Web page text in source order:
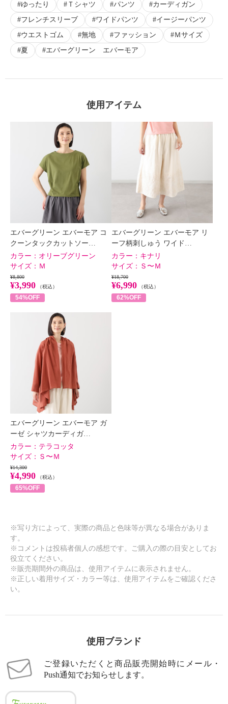
ゆったり
Ｔシャツ パンツ
カーディガン
フレンチスリーブ
ワイドパンツ
イージーパンツ
ウエストゴム
無地 ファッション
Ｍサイズ
夏
エバーグリーン エバーモア
使用アイテム
エバーグリーン エバーモア コ
クーンタックカットソー…
カラー： オリーブグリーン
サイズ： Ｍ
¥8,800
¥3,990 （税込）
54%OFF
エバーグリーン エバーモア リ
ーフ柄刺しゅう ワイド…
カラー： キナリ
サイズ： Ｓ〜Ｍ
¥18,700
¥6,990 （税込）
62%OFF
エバーグリーン エバーモア ガ
ーゼ シャツカーディガ…
カラー： テラコッタ
サイズ： Ｓ〜Ｍ
¥14,300
¥4,990 （税込）
65%OFF
※写り方によって、実際の商品と色味等が異なる場合がありま
す。
※コメントは投稿者個人の感想です。ご購入の際の目安としてお
役立てください。
※販売期間外の商品は、使用アイテムに表示されません。
※正しい着用サイズ・カラー等は、使用アイテムをご確認くださ
い。
使用ブランド
ご登録いただくと商品販売開始時にメール・
Push通知でお知らせします。